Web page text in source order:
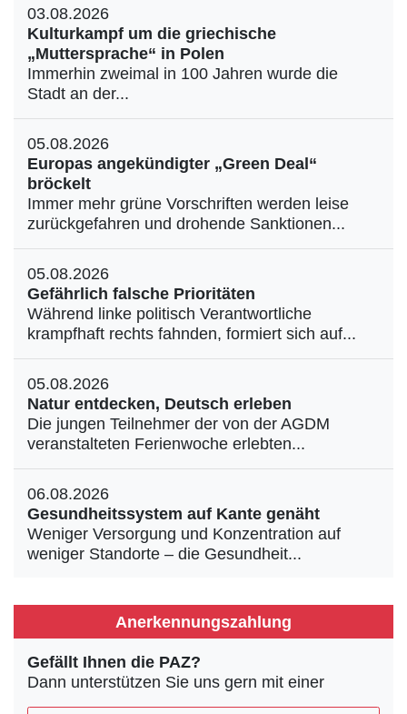
03.08.2026
Kulturkampf um die griechische
„Muttersprache“ in Polen
Immerhin zweimal in 100 Jahren wurde die
Stadt an der...
05.08.2026
Europas angekündigter „Green Deal“
bröckelt
Immer mehr grüne Vorschriften werden leise
zurückgefahren und drohende Sanktionen...
05.08.2026
Gefährlich falsche Prioritäten
Während linke politisch Verantwortliche
krampfhaft rechts fahnden, formiert sich auf...
05.08.2026
Natur entdecken, Deutsch erleben
Die jungen Teilnehmer der von der AGDM
veranstalteten Ferienwoche erlebten...
06.08.2026
Gesundheitssystem auf Kante genäht
Weniger Versorgung und Konzentration auf
weniger Standorte – die Gesundheit...
Anerkennungszahlung
Gefällt Ihnen die PAZ?
Dann unterstützen Sie uns gern mit einer